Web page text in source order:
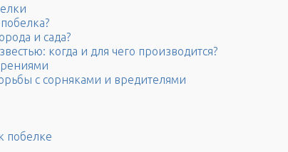
и сада?
когда и для чего производится?
с сорняками и вредителями
побелке